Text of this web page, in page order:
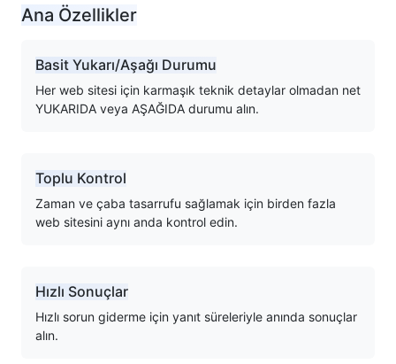
Ana Özellikler
Basit Yukarı/Aşağı Durumu
Her web sitesi için karmaşık teknik detaylar olmadan net
YUKARIDA veya AŞAĞIDA durumu alın.
Toplu Kontrol
Zaman ve çaba tasarrufu sağlamak için birden fazla
web sitesini aynı anda kontrol edin.
Hızlı Sonuçlar
Hızlı sorun giderme için yanıt süreleriyle anında sonuçlar
alın.